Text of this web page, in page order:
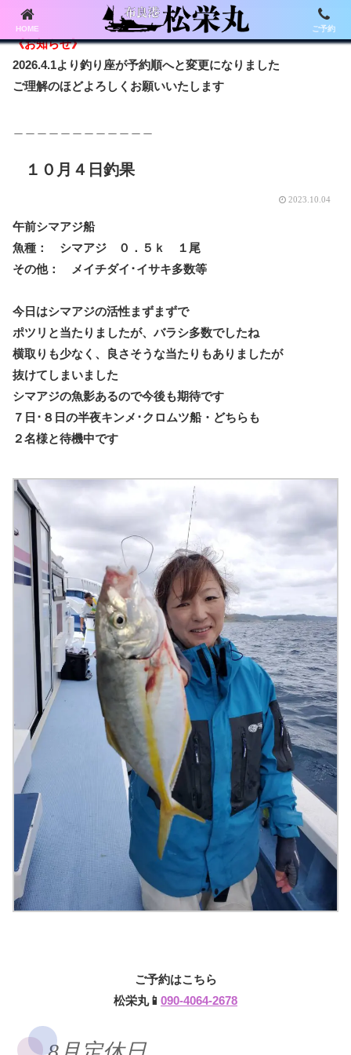
《お知らせ》
2026.4.1より釣り座が予約順へと変更になりました
ご理解のほどよろしくお願いいたします
１０月４日釣果
2023.10.04
午前シマアジ船
魚種： シマアジ ０．５ｋ １尾
その他： メイチダイ･イサキ多数等
今日はシマアジの活性まずまずで
ポツリと当たりましたが、バラシ多数でしたね
横取りも少なく、良さそうな当たりもありましたが
抜けてしまいました
シマアジの魚影あるので今後も期待です
７日･８日の半夜キンメ･クロムツ船・どちらも
２名様と待機中です
ご予約はこちら
松栄丸📱 090-4064-2678
HOME ご予約